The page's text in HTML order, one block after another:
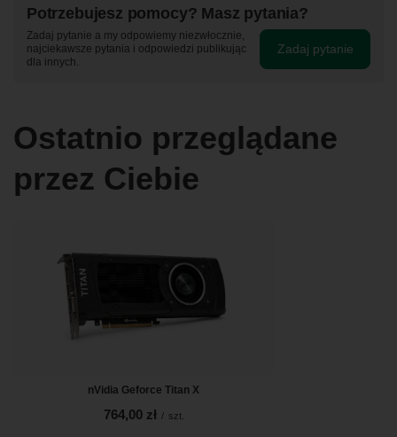
Potrzebujesz pomocy? Masz pytania?
Zadaj pytanie a my odpowiemy niezwłocznie,
najciekawsze pytania i odpowiedzi publikując
dla innych.
Zadaj pytanie
Ostatnio przeglądane
przez Ciebie
nVidia Geforce Titan X
764,00 zł / szt.